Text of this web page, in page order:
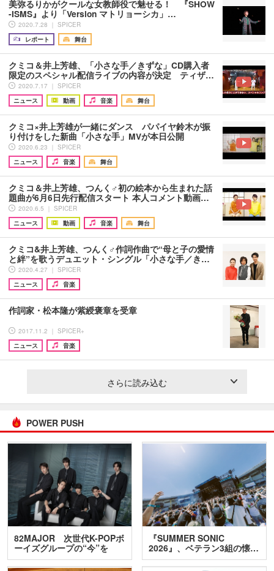
美弥るりかがクールな女教師役で魅せる！ 『SHOW
-ISMS』より「Version マトリョーシカ」…
2020.7.28 ｜ SPICER
レポート
舞台
クミコ＆井上芳雄、「小さな手／きずな」CD購入者
限定のスペシャル配信ライブの内容が決定 ティザ…
2020.7.17 ｜ SPICER
ニュース
動画 音楽 舞台
クミコ×井上芳雄が一緒にダンス パパイヤ鈴木が振
り付けをした新曲「小さな手」MVが本日公開
2020.6.23 ｜ SPICER
ニュース
音楽 舞台
クミコ＆井上芳雄、つんく♂初の絵本から生まれた話
題曲が6月6日先行配信スタート 本人コメント動画…
2020.6.5 ｜ SPICER
ニュース
動画 音楽 舞台
クミコ&井上芳雄、つんく♂作詞作曲で“母と子の愛情
と絆”を歌うデュエット・シングル「小さな手／き…
2020.4.27 ｜ SPICER
ニュース
音楽
作詞家・松本隆が紫綬褒章を受章
2017.11.2 ｜ SPICER+
ニュース
音楽
さらに読み込む
POWER PUSH
82MAJOR 次世代K-POPボ
ーイズグループの“今”を
訊…
『SUMMER SONIC
2026』、ベテラン3組の懐…